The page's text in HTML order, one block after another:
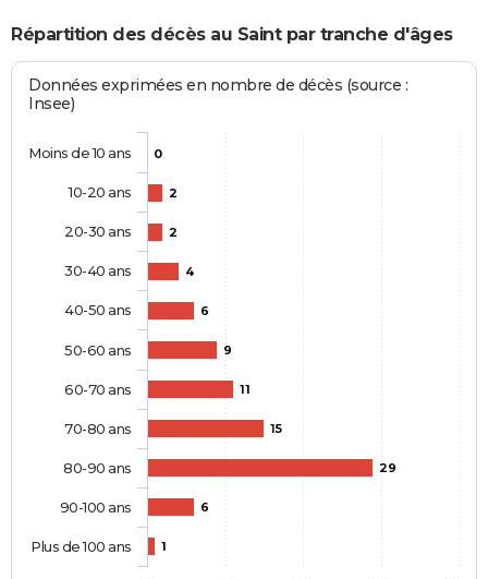
Répartition des décès au Saint par tranche d'âges
Données exprimées en nombre de décès (source :
Insee)
0
2
2
4
6
9
11
15
29
6
1
Moins de 10 ans
10-20 ans
20-30 ans
30-40 ans
40-50 ans
50-60 ans
60-70 ans
70-80 ans
80-90 ans
90-100 ans
Plus de 100 ans